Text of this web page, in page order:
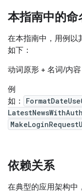
本指南中的命
在本指南中，用例以
如下：
动词原形 + 名词/内容
例
如：
依赖关系
在典型的应用架构中